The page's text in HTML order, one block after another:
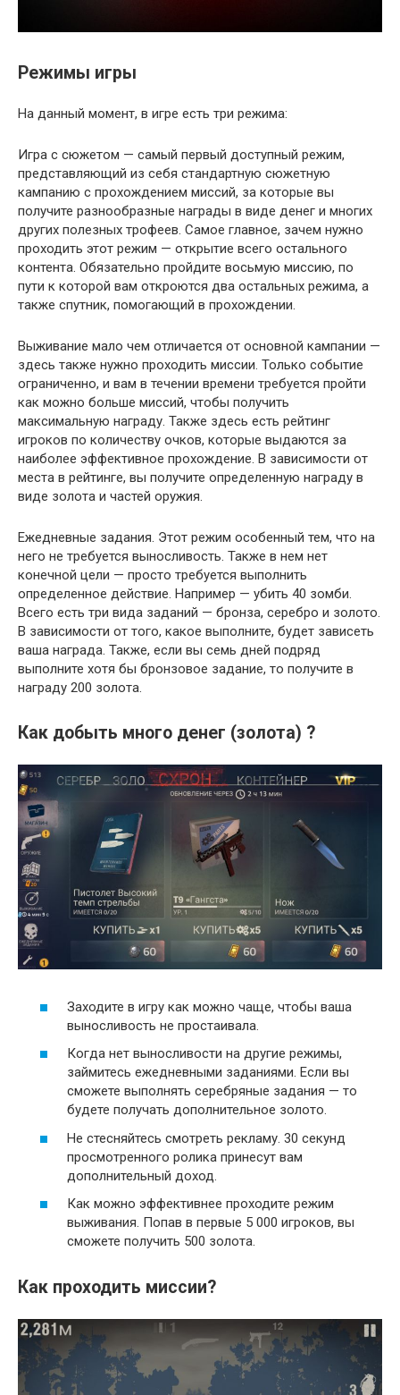
Режимы игры
На данный момент, в игре есть три режима:
Игра с сюжетом — самый первый доступный режим,
представляющий из себя стандартную сюжетную
кампанию с прохождением миссий, за которые вы
получите разнообразные награды в виде денег и многих
других полезных трофеев. Самое главное, зачем нужно
проходить этот режим — открытие всего остального
контента. Обязательно пройдите восьмую миссию, по
пути к которой вам откроются два остальных режима, а
также спутник, помогающий в прохождении.
Выживание мало чем отличается от основной кампании —
здесь также нужно проходить миссии. Только событие
ограниченно, и вам в течении времени требуется пройти
как можно больше миссий, чтобы получить
максимальную награду. Также здесь есть рейтинг
игроков по количеству очков, которые выдаются за
наиболее эффективное прохождение. В зависимости от
места в рейтинге, вы получите определенную награду в
виде золота и частей оружия.
Ежедневные задания. Этот режим особенный тем, что на
него не требуется выносливость. Также в нем нет
конечной цели — просто требуется выполнить
определенное действие. Например — убить 40 зомби.
Всего есть три вида заданий — бронза, серебро и золото.
В зависимости от того, какое выполните, будет зависеть
ваша награда. Также, если вы семь дней подряд
выполните хотя бы бронзовое задание, то получите в
награду 200 золота.
Как добыть много денег (золота) ?
Заходите в игру как можно чаще, чтобы ваша
выносливость не простаивала.
Когда нет выносливости на другие режимы,
займитесь ежедневными заданиями. Если вы
сможете выполнять серебряные задания — то
будете получать дополнительное золото.
Не стесняйтесь смотреть рекламу. 30 секунд
просмотренного ролика принесут вам
дополнительный доход.
Как можно эффективнее проходите режим
выживания. Попав в первые 5 000 игроков, вы
сможете получить 500 золота.
Как проходить миссии?